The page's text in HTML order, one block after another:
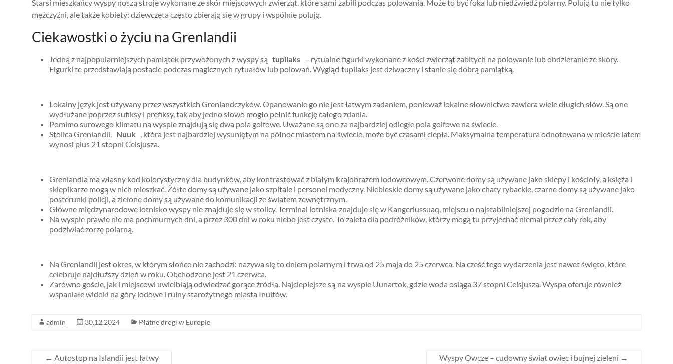
Starsi mieszkańcy wyspy noszą stroje wykonane ze skór miejscowych zwierząt, które sami zabili podczas polowania. Może to być foka lub niedźwiedź polarny. Polują tu nie tylko
mężczyźni, ale także kobiety: dziewczęta często zbierają się w grupy i wspólnie polują.
Ciekawostki o życiu na Grenlandii
Jedną z najpopularniejszych pamiątek przywożonych z wyspy są tupilaks – rytualne figurki wykonane z kości zwierząt zabitych na polowanie lub obdzieranie ze skóry.
Figurki te przedstawiają postacie podczas magicznych rytuałów lub polowań. Wygląd tupilaks jest dziwaczny i stanie się dobrą pamiątką.
Lokalny język jest używany przez wszystkich Grenlandczyków. Opanowanie go nie jest łatwym zadaniem, ponieważ lokalne słownictwo zawiera wiele długich słów. Są one
wydłużane poprzez sufiksy i prefiksy, tak aby jedno słowo mogło pełnić funkcję całego zdania.
Pomimo surowego klimatu na wyspie znajdują się dwa pola golfowe. Uważane są one za najbardziej odległe pola golfowe na świecie.
Stolica Grenlandii, Nuuk , która jest najbardziej wysuniętym na północ miastem na świecie, może być czasami ciepła. Maksymalna temperatura odnotowana w mieście latem
wynosi plus 21 stopni Celsjusza.
Grenlandia ma własny kod kolorystyczny dla budynków, aby kontrastować z białym krajobrazem lodowcowym. Czerwone domy są używane jako sklepy i kościoły, a księża i
sklepikarze mogą w nich mieszkać. Żółte domy są używane jako szpitale i personel medyczny. Niebieskie domy są używane jako chaty rybackie, czarne domy są używane jako
posterunki policji, a zielone domy są używane do komunikacji ze światem zewnętrznym.
Główne międzynarodowe lotnisko wyspy nie znajduje się w stolicy. Terminal lotniska znajduje się w Kangerlussuaq, miejscu o najstabilniejszej pogodzie na Grenlandii.
Na wyspie prawie nie ma pochmurnych dni, a przez 300 dni w roku niebo jest czyste. To zaleta dla podróżników, którzy mogą tu przyjechać niemal przez cały rok, aby
podziwiać zorzę polarną.
Na Grenlandii jest okres, w którym słońce nie zachodzi: nazywa się to dniem polarnym i trwa od 25 maja do 25 czerwca. Na cześć tego wydarzenia jest nawet święto, które
celebruje najdłuższy dzień w roku. Obchodzone jest 21 czerwca.
Zarówno goście, jak i miejscowi uwielbiają odwiedzać gorące źródła. Najcieplejsze są na wyspie Uunartok, gdzie woda osiąga 37 stopni Celsjusza. Wyspa oferuje również
wspaniałe widoki na góry lodowe i ruiny starożytnego miasta Inuitów.
admin 30.12.2024 Płatne drogi w Europie
← Autostop na Islandii jest łatwy Wyspy Owcze – cudowny świat owiec i bujnej zieleni →